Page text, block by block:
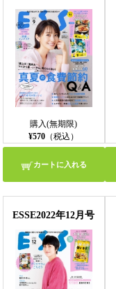
購入(無期限)
¥570 （税込）
カートに入れる
ESSE2022年12月号